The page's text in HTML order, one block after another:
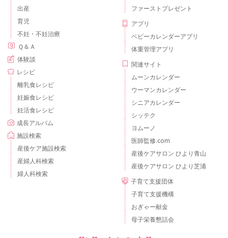
出産
育児
不妊・不妊治療
Ｑ＆Ａ
体験談
レシピ
離乳食レシピ
妊娠食レシピ
妊活食レシピ
成長アルバム
施設検索
産後ケア施設検索
産婦人科検索
婦人科検索
ファーストプレゼント
アプリ
ベビーカレンダーアプリ
体重管理アプリ
関連サイト
ムーンカレンダー
ウーマンカレンダー
シニアカレンダー
シッテク
ヨムーノ
医師監修.com
産後ケアサロン ひより青山
産後ケアサロン ひより芝浦
子育て支援団体
子育て支援機構
おぎゃー献金
母子栄養懇話会